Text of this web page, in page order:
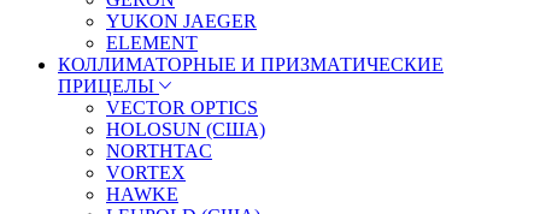
YUKON JAEGER
ELEMENT
КОЛЛИМАТОРНЫЕ И ПРИЗМАТИЧЕСКИЕ
ПРИЦЕЛЫ
VECTOR OPTICS
HOLOSUN (США)
NORTHTAC
VORTEX
HAWKE